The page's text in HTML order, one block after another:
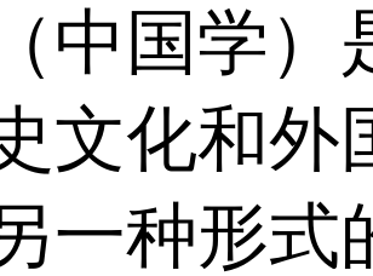
中国学）
文化和
一种形式